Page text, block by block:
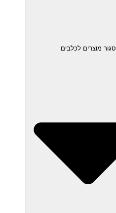
סגור מוצרים לכלבים